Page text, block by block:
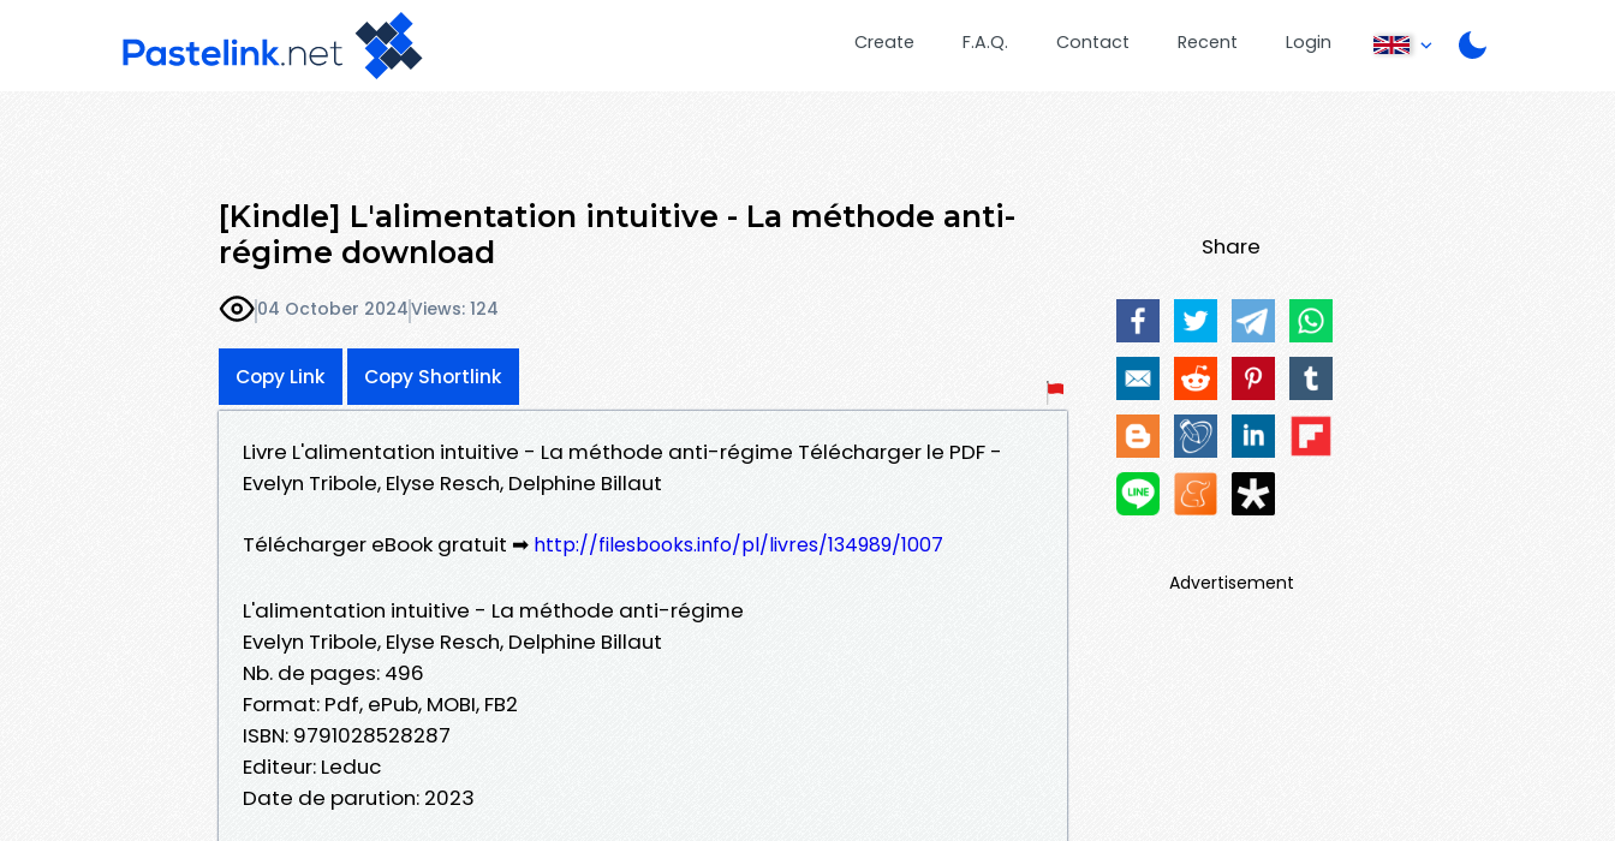
Create F.A.Q. Contact Recent Login
[Kindle] L'alimentation intuitive - La méthode anti-
régime download
04 October 2024Views: 124
Copy Link Copy Shortlink
Livre L'alimentation intuitive - La méthode anti-régime Télécharger le PDF -
Evelyn Tribole, Elyse Resch, Delphine Billaut
Télécharger eBook gratuit ➡ http://filesbooks.info/pl/livres/134989/1007
L'alimentation intuitive - La méthode anti-régime
Evelyn Tribole, Elyse Resch, Delphine Billaut
Nb. de pages: 496
Format: Pdf, ePub, MOBI, FB2
ISBN: 9791028528287
Editeur: Leduc
Date de parution: 2023
Share
Advertisement